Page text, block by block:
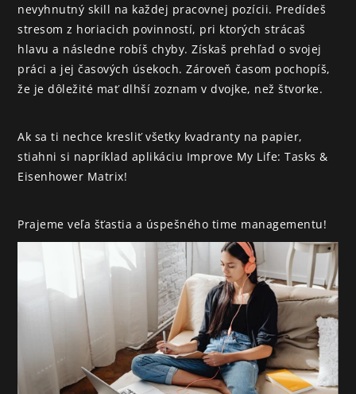
nevyhnutný skill na každej pracovnej pozícii. Predídeš
stresom z horiacich povinností, pri ktorých strácaš
hlavu a následne robíš chyby. Získaš prehľad o svojej
práci a jej časových úsekoch. Zároveň časom pochopíš,
že je dôležité mať dlhší zoznam v dvojke, než štvorke.
Ak sa ti nechce kresliť všetky kvadranty na papier,
stiahni si napríklad aplikáciu Improve My Life: Tasks &
Eisenhower Matrix!
Prajeme veľa šťastia a úspešného time managementu!